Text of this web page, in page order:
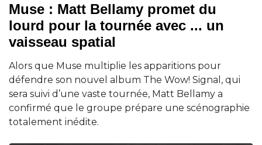
Muse : Matt Bellamy promet du
lourd pour la tournée avec ... un
vaisseau spatial
Alors que Muse multiplie les apparitions pour
défendre son nouvel album The Wow! Signal, qui
sera suivi d’une vaste tournée, Matt Bellamy a
confirmé que le groupe prépare une scénographie
totalement inédite.